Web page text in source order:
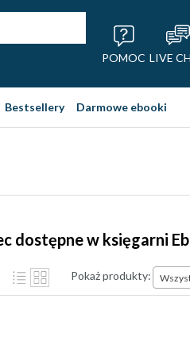
POMOC LIVE
Bestsellery Darmowe ebooki
dostępne w księgarni
Pokaż produkty: